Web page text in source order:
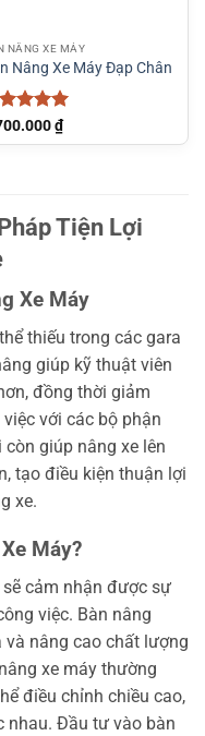
NÂNG XE MÁY
Nâng Xe Máy Đạp Chân
xếp
55
₫
Tiện Lợi
Xe Máy
thiếu trong các gara
giúp kỹ thuật viên
đồng thời giảm
với các bộ phận
giúp nâng xe lên
tạo điều kiện thuận lợi
xe.
Máy?
cảm nhận được sự
việc. Bàn nâng
nâng cao chất lượng
xe máy thường
điều chỉnh chiều cao,
nhau. Đầu tư vào bàn